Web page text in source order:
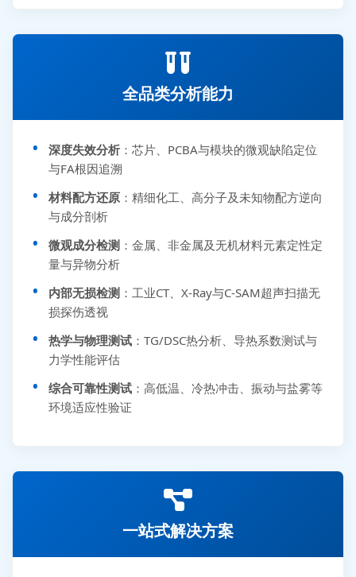
全品类分析能力
深度失效分析 ：芯片、PCBA与模块的微观缺陷定位
与FA根因追溯
材料配方还原 ：精细化工、高分子及未知物配方逆向
与成分剖析
微观成分检测 ：金属、非金属及无机材料元素定性定
量与异物分析
内部无损检测 ：工业CT、X-Ray与C-SAM超声扫描无
损探伤透视
热学与物理测试 ：TG/DSC热分析、导热系数测试与
力学性能评估
综合可靠性测试 ：高低温、冷热冲击、振动与盐雾等
环境适应性验证
一站式解决方案